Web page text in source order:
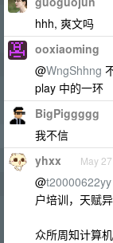
hhh, 爽文吗
ooxiaoming
@WngShhng
play 中的一环
BigPiggggg
我不信
yhxx May 27
@t20000622yy
户培训，天赋
众所周知计算